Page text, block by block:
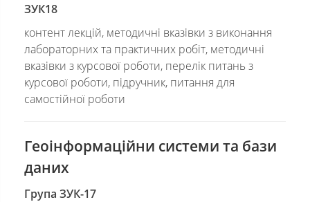
ЗУК18
контент лекцій, методичні вказівки з виконання
лабораторних та практичних робіт, методичні
вказівки з курсової роботи, перелік питань з
курсової роботи, підручник, питання для
самостійної роботи
Геоінформаційни системи та бази
даних
Група ЗУК-17